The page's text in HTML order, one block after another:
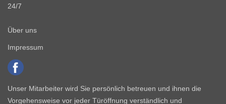
24/7
Über uns
Impressum
Unser Mitarbeiter wird Sie persönlich betreuen und ihnen die
Vorgehensweise vor jeder Türöffnung verständlich und